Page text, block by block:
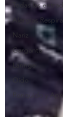
Todas las
Alergias
Nariz
Garganta
Laringe
Oído
Ronquido y